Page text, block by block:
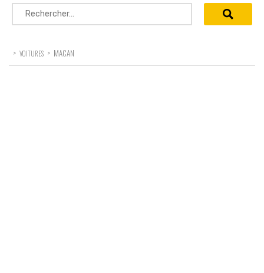
Rechercher :
> VOITURES > MACAN